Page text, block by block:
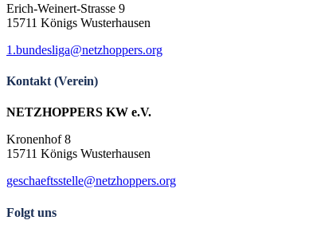
Erich-Weinert-Strasse 9
15711 Königs Wusterhausen
1.bundesliga@netzhoppers.org
Kontakt (Verein)
NETZHOPPERS KW e.V.
Kronenhof 8
15711 Königs Wusterhausen
geschaeftsstelle@netzhoppers.org
Folgt uns